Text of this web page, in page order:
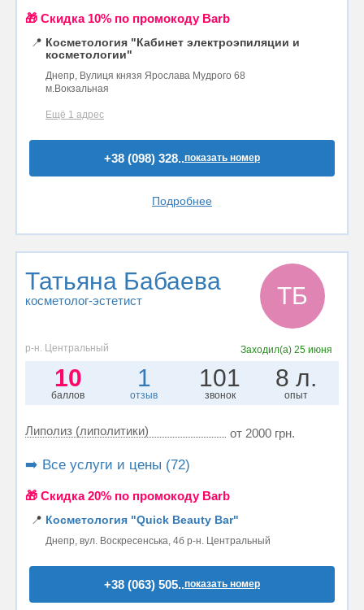
🎁 Cкидка 10% по промокоду Barb
📍 Косметология "Кабинет электроэпиляции и
косметологии"
Днепр, Вулиця князя Ярослава Мудрого 68
м.Вокзальная
Ещё 1 адрес
+38 (098) 328..показать номер
Подробнее
Татьяна Бабаева
косметолог-эстетист ТБ
р-н. Центральный Заходил(а)25 июня
10
баллов
1
отзыв
101
звонок
8 л.
опыт
Липолиз (липолитики) от 2000 грн.
➡️ Все услуги и цены (72)
🎁 Cкидка 20% по промокоду Barb
📍 Косметология "Quick Beauty Bar"
Днепр, вул. Воскресенська, 4б р-н. Центральный
+38 (063) 505..показать номер